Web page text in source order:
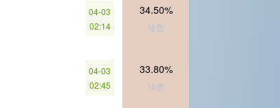
04-03
02:14
34.50%
珍贵
04-03
02:45
33.80%
珍贵